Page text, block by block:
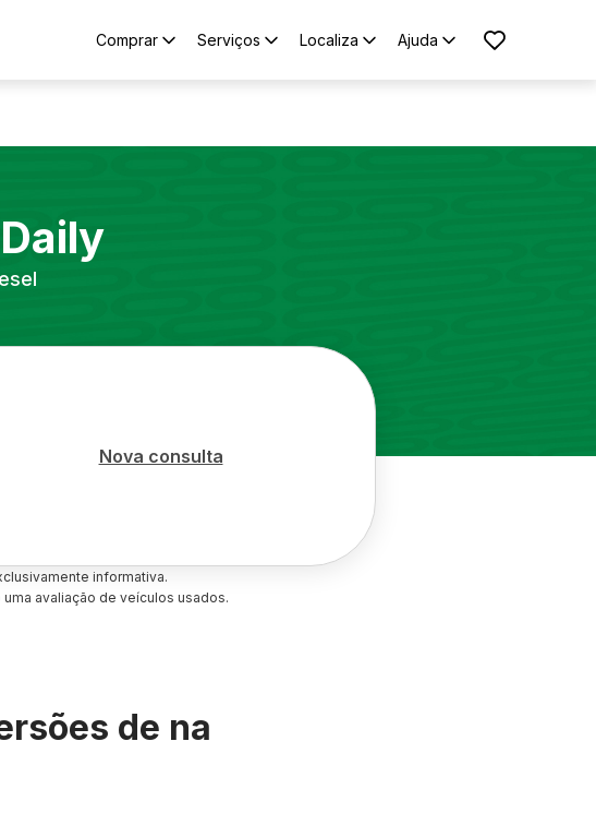
Comprar Serviços Localiza Ajuda
Daily
Nova consulta
informativa.
avaliação de veículos usados.
de na